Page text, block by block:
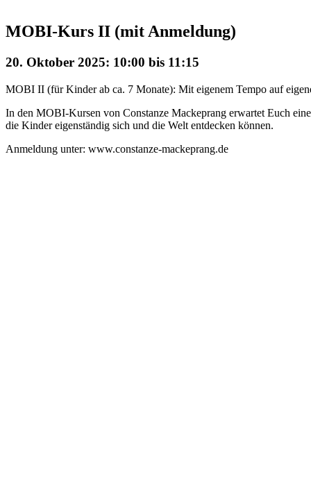
MOBI-Kurs II (mit Anmeldung)
20. Oktober 2025: 10:00 bis 11:15
MOBI II (für Kinder ab ca. 7 Monate): Mit eigenem Tempo auf
In den MOBI-Kursen von Constanze Mackeprang erwartet Euch
die Kinder eigenständig sich und die Welt entdecken können.
Anmeldung unter: www.constanze-mackeprang.de